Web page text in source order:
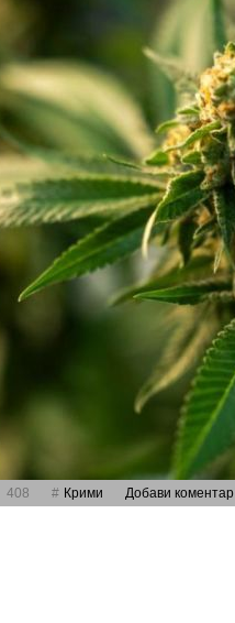
408 Крими Добави коментар